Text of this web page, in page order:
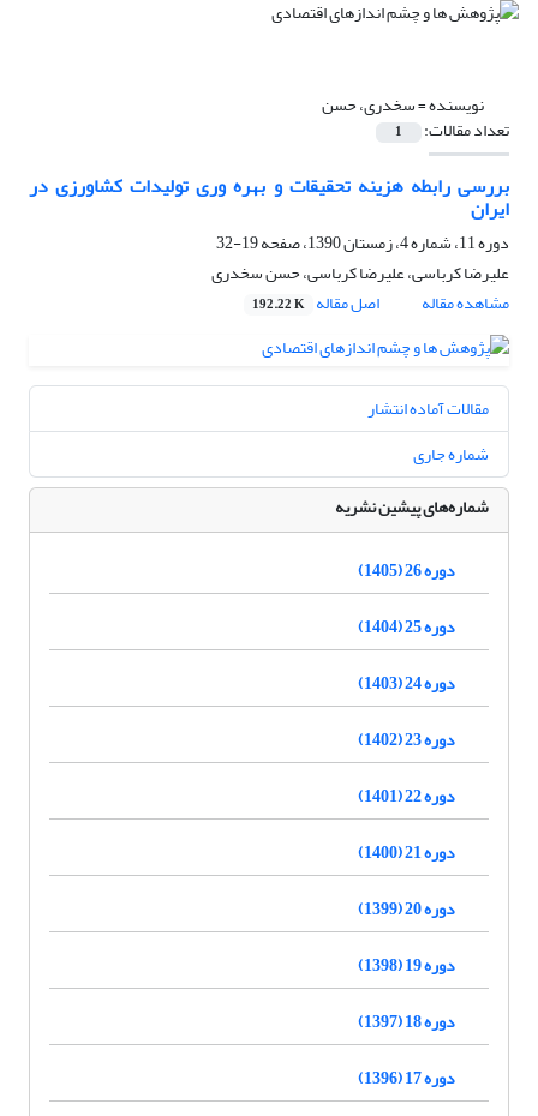
نویسنده =سخدری، حسن
تعداد مقالات: 1
بررسی رابطه هزینه تحقیقات و بهره وری تولیدات کشاورزی در
ایران
دوره 11، شماره 4، زمستان 1390، صفحه
19-32
علیرضا کرباسی، علیرضا کرباسی، حسن سخدری
مشاهده مقاله
اصل مقاله 192.22 K
مقالات آماده انتشار
شماره جاری
شماره‌های پیشین نشریه
دوره 26 (1405)
دوره 25 (1404)
دوره 24 (1403)
دوره 23 (1402)
دوره 22 (1401)
دوره 21 (1400)
دوره 20 (1399)
دوره 19 (1398)
دوره 18 (1397)
دوره 17 (1396)